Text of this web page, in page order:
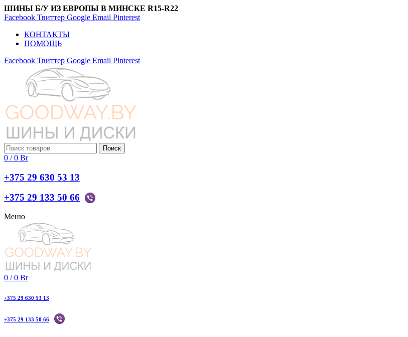
ШИНЫ Б/У ИЗ ЕВРОПЫ В МИНСКЕ R15-R22
Facebook Твиттер Google Email Pinterest
КОНТАКТЫ
ПОМОЩЬ
Facebook Твиттер Google Email Pinterest
Поиск
0 / 0 Br
+375 29 630 53 13
+375 29 133 50 66
Меню
0 / 0 Br
+375 29 630 53 13
+375 29 133 50 66